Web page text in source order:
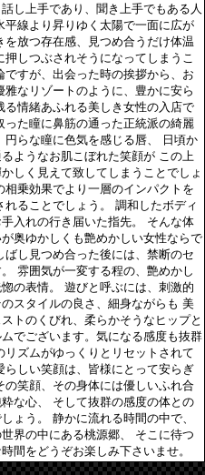
し上手であり、聞き上手でもある人
線より昇りゆく太陽で一面に広が
放つ存在感、見つめ合うだけ体温
しつぶされそうになってしまうこ
すが、出会った時の挨拶から、お
なリゾートのように、豊かに安ら
情緒あふれる美しき女性の入店で
た瞳に鼻筋の通った正統派の綺麗
らな瞳に色気を感じる唇、 日頃か
ようなお肌こぼれた笑顔が この上
しく見えて致してしまうことでしょ
乗効果でより一層のインパクトを
ることでしょう。 調和したボディ
入れの行き届いた指先。 そんな体
奥ゆかしくも艶めかしい女性ならで
し見つめ合った後には、禁断のセ
雰囲気が一変する程の、艶めかし
の表情。 遊びと呼ぶには、刺激的
スタイルの良さ、細身ながらも 美
トのくびれ、柔らかそうなヒップと
でございます。気になる感度も抜群
ズムがゆっくりとリセットされて
しい笑顔は、皆様にとって安らぎ
笑顔、その身体には優しいふれ合
な心、 そして抜群の感度の体との
ょう。 静かに流れる時間の中で、
界の中にある桃源郷、 そこに待つ
間をどうぞお楽しみ下さいませ。